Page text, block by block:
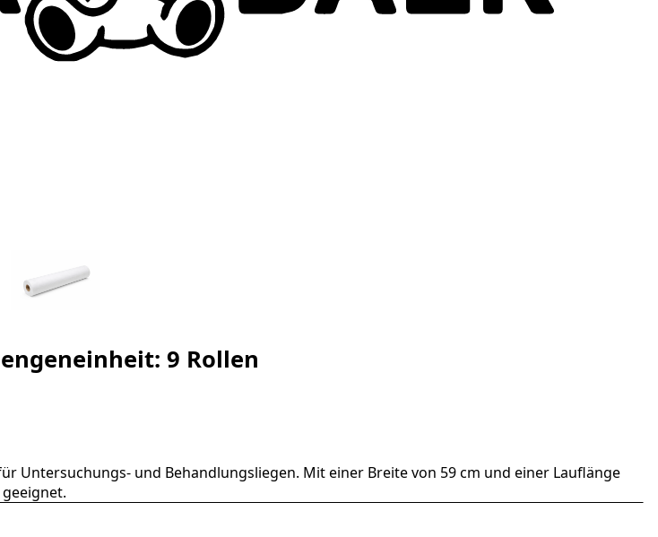
9 Rollen
Untersuchungs- und Behandlungsliegen. Mit einer Breite von 59 cm und einer Lauflänge